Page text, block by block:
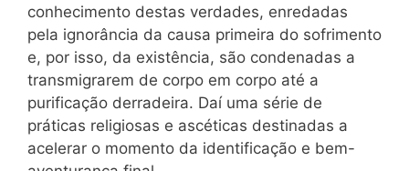
conhecimento destas verdades, enredadas
pela ignorância da causa primeira do sofrimento
e, por isso, da existência, são condenadas a
transmigrarem de corpo em corpo até a
purificação derradeira. Daí uma série de
práticas religiosas e ascéticas destinadas a
acelerar o momento da identificação e bem-